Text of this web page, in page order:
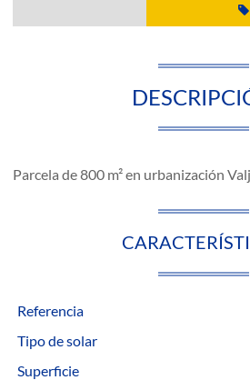
Parcela de 800 m² en urbanización
Referencia
Tipo de solar
Superficie